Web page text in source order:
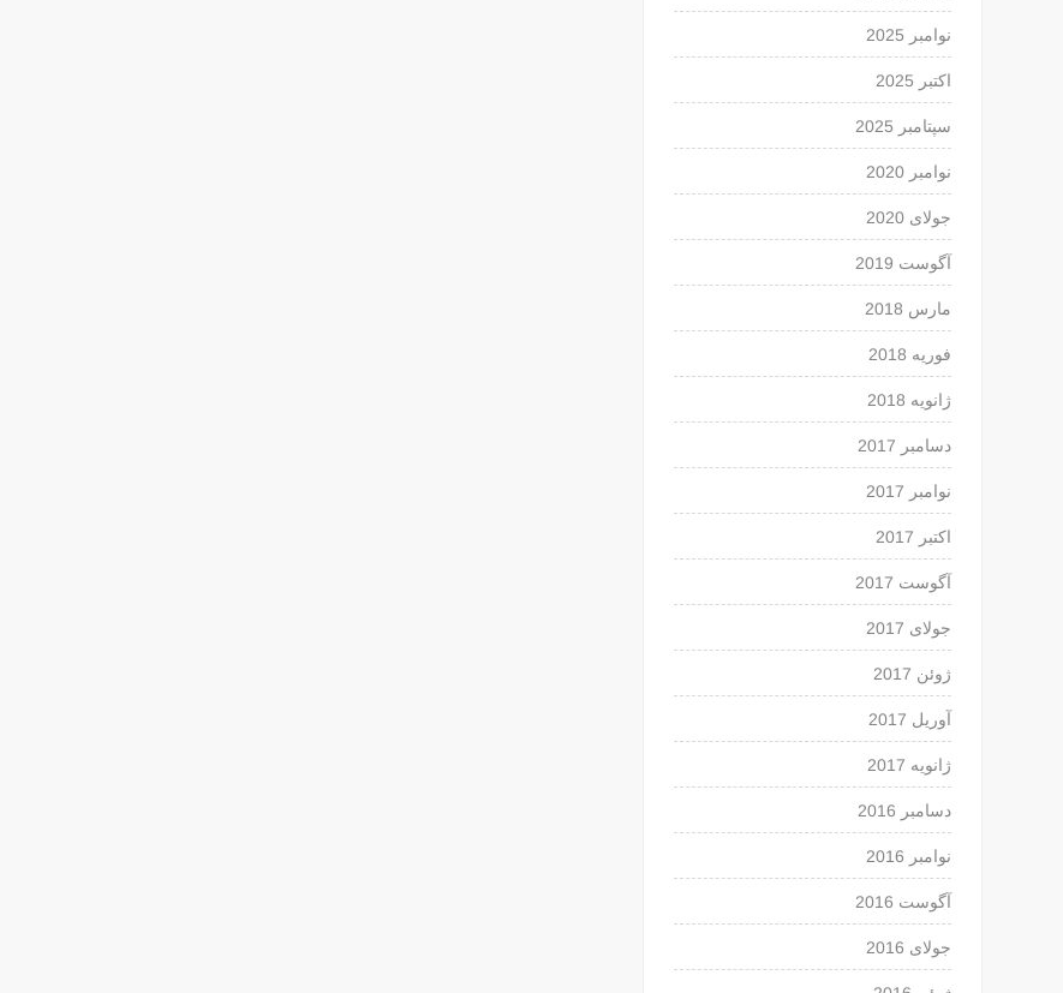
نوامبر 2025
اکتبر 2025
سپتامبر 2025
نوامبر 2020
جولای 2020
آگوست 2019
مارس 2018
فوریه 2018
ژانویه 2018
دسامبر 2017
نوامبر 2017
اکتبر 2017
آگوست 2017
جولای 2017
ژوئن 2017
آوریل 2017
ژانویه 2017
دسامبر 2016
نوامبر 2016
آگوست 2016
جولای 2016